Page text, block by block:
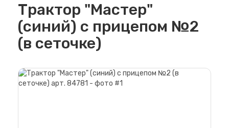
Трактор "Мастер"
(синий) с прицепом №2
(в сеточке)